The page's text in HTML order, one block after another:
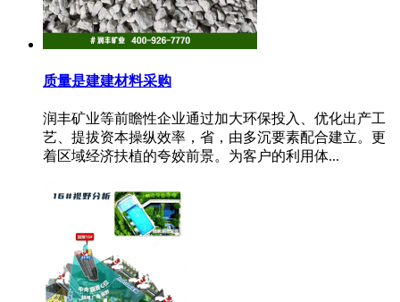
质量是建建材料采购
润丰矿业等前瞻性企业通过加大环保投入、优化出产工
艺、提拔资本操纵效率，省，由多沉要素配合建立。更
着区域经济扶植的夸姣前景。为客户的利用体...